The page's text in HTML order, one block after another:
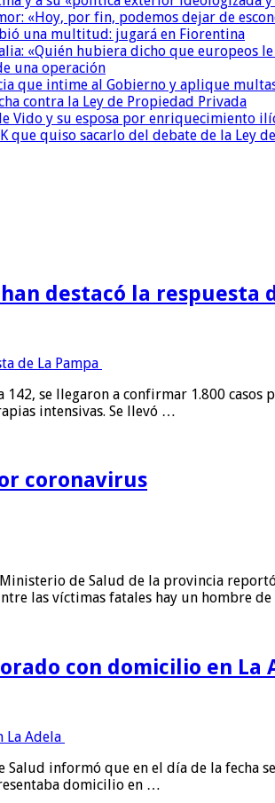
«Hoy, por fin, podemos dejar de
una multitud: jugará en Fiorentina
«Quién hubiera dicho que europeos
una operación
que intime al Gobierno y aplique
contra la Ley de Propiedad Privada
Vido y su esposa por enriquecimiento
que quiso sacarlo del debate de la Ley
destacó la respuesta
142, se llegaron a confirmar 1.800
intensivas. Se llevó …
coronavirus
de Salud de la provincia
las víctimas fatales hay un hombre
con domicilio en La
informó que en el día de la
domicilio en …